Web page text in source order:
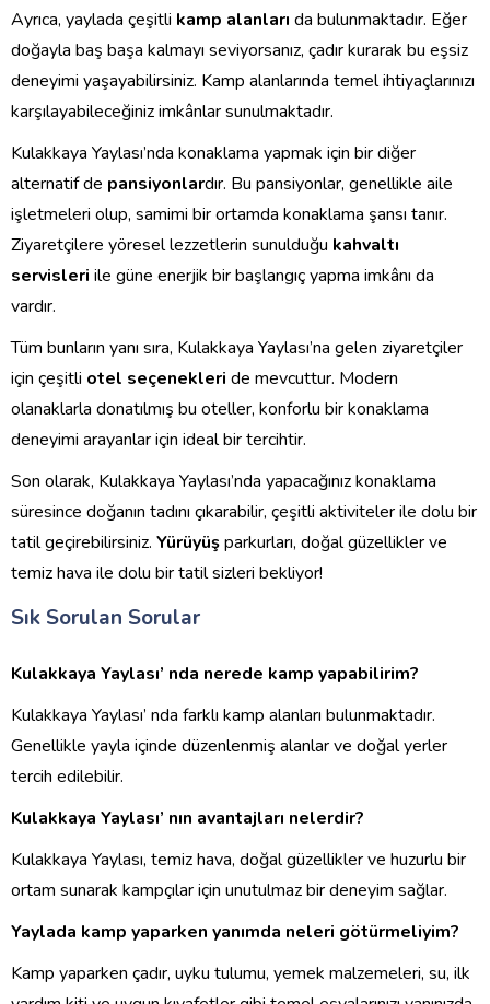
Ayrıca, yaylada çeşitli kamp alanları da bulunmaktadır. Eğer
doğayla baş başa kalmayı seviyorsanız, çadır kurarak bu eşsiz
deneyimi yaşayabilirsiniz. Kamp alanlarında temel ihtiyaçlarınızı
karşılayabileceğiniz imkânlar sunulmaktadır.
Kulakkaya Yaylası’nda konaklama yapmak için bir diğer
alternatif de pansiyonlardır. Bu pansiyonlar, genellikle aile
işletmeleri olup, samimi bir ortamda konaklama şansı tanır.
Ziyaretçilere yöresel lezzetlerin sunulduğu kahvaltı
servisleri ile güne enerjik bir başlangıç yapma imkânı da
vardır.
Tüm bunların yanı sıra, Kulakkaya Yaylası’na gelen ziyaretçiler
için çeşitli otel seçenekleri de mevcuttur. Modern
olanaklarla donatılmış bu oteller, konforlu bir konaklama
deneyimi arayanlar için ideal bir tercihtir.
Son olarak, Kulakkaya Yaylası’nda yapacağınız konaklama
süresince doğanın tadını çıkarabilir, çeşitli aktiviteler ile dolu bir
tatil geçirebilirsiniz. Yürüyüşparkurları, doğal güzellikler ve
temiz hava ile dolu bir tatil sizleri bekliyor!
Sık Sorulan Sorular
Kulakkaya Yaylası’ nda nerede kamp yapabilirim?
Kulakkaya Yaylası’ nda farklı kamp alanları bulunmaktadır.
Genellikle yayla içinde düzenlenmiş alanlar ve doğal yerler
tercih edilebilir.
Kulakkaya Yaylası’ nın avantajları nelerdir?
Kulakkaya Yaylası, temiz hava, doğal güzellikler ve huzurlu bir
ortam sunarak kampçılar için unutulmaz bir deneyim sağlar.
Yaylada kamp yaparken yanımda neleri götürmeliyim?
Kamp yaparken çadır, uyku tulumu, yemek malzemeleri, su, ilk